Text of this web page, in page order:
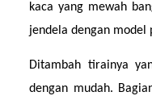
kaca yang mewah
jendela dengan model
Ditambah tirainya
dengan mudah.